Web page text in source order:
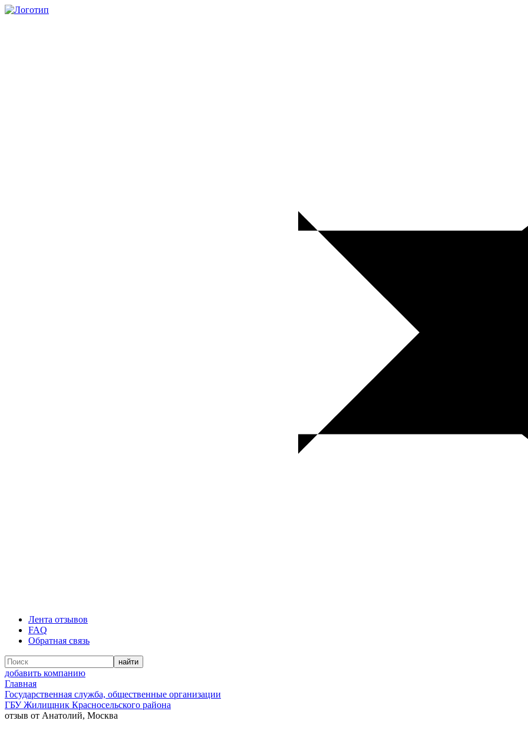
Лента отзывов
FAQ
Обратная связь
добавить компанию
Главная
Государственная служба, общественные организации
ГБУ Жилищник Красносельского района
отзыв от Анатолий, Москва